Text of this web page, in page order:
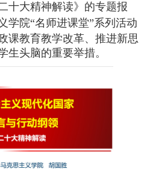
十大精神解读》的专题报
学院“名师进课堂”系列活动
课教育教学改革、推进新思
生头脑的重要举措。